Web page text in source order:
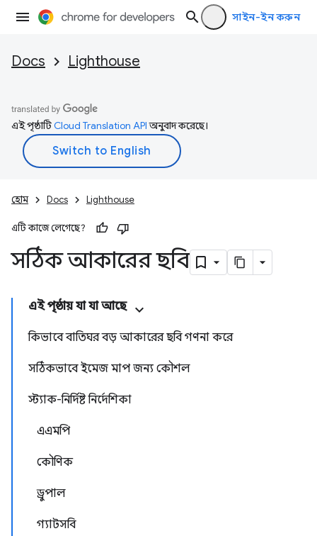
সাইন-ইন করুন
Docs Lighthouse
এই পৃষ্ঠাটিCloud Translation APIঅনুবাদ করেছে।
হোম Docs Lighthouse
এটি কাজে লেগেছে?
সঠিক আকারের ছবি
এই পৃষ্ঠায় যা যা আছে
কিভাবে বাতিঘর বড় আকারের ছবি গণনা করে
সঠিকভাবে ইমেজ মাপ জন্য কৌশল
স্ট্যাক-নির্দিষ্ট নির্দেশিকা
এএমপি
কৌণিক
ড্রুপাল
গ্যাটসবি